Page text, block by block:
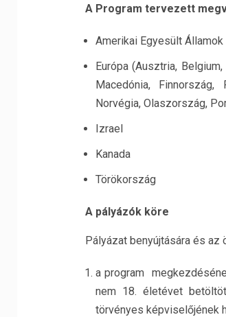
A Program tervezett
Amerikai Egyesült Államok
Európa (Ausztria,
Macedónia, Finnország,
Norvégia, Olaszország,
Izrael
Kanada
Törökország
A pályázók köre
Pályázat benyújtására és
a program
nem 18. életévet
törvényes képviselőjének